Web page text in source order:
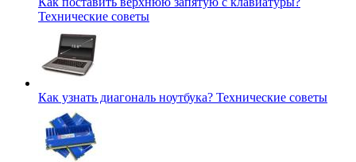
Технические советы
Как узнать диагональ ноутбука? Технические советы